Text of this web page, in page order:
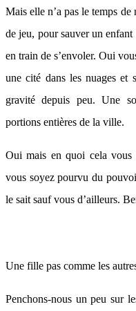
Mais elle n’a pas le temps
de jeu, pour sauver un
en train de s’envoler. Oui
une cité dans les nuages et
gravité depuis peu. Une
portions entières de la ville.
Oui mais en quoi cela
vous soyez pourvu du
le sait sauf vous d’ailleurs.
Une fille pas comme les
Penchons-nous un peu sur